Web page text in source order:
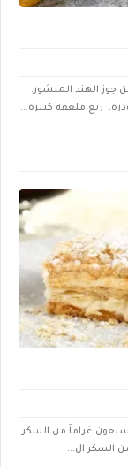
الهند المبشور.
ربع ملعقة كبيرة...
غراماً من السكر.
السكر ال...